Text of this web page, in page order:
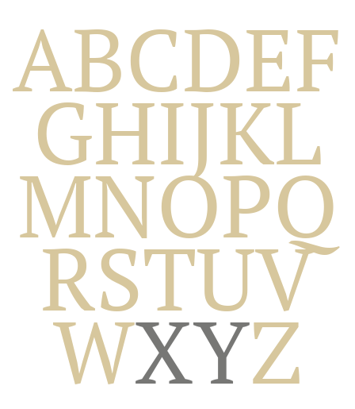
Biografico
ABCDEF
GHIJKL
MNOPQ
RSTUV
WXYZ